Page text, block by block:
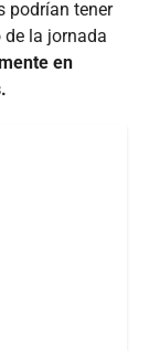
podrían tener
la jornada
en